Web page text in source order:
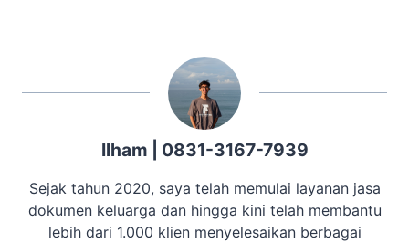
Ilham | 0831-3167-7939
Sejak tahun 2020, saya telah memulai layanan jasa
dokumen keluarga dan hingga kini telah membantu
lebih dari 1.000 klien menyelesaikan berbagai